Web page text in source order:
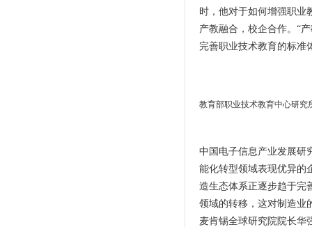
时，他对于如何增强职业
产教融合，校企合作。“
完善职业技术教育的标准
教育部职业技术教育中心研究
中国电子信息产业发展研
能化转型领域表现优异的
造生态体系正逐步趋于完
领域的转移，这对制造业
麦肯锡全球研究院院长华